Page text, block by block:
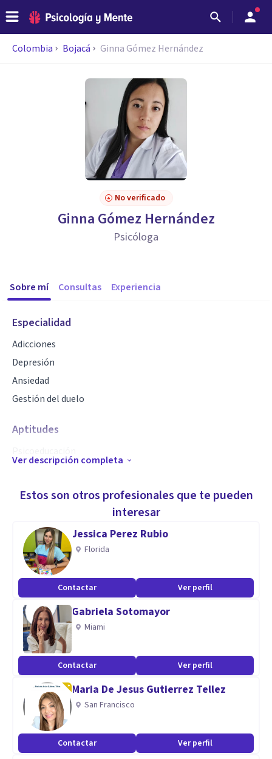
Colombia Bojacá Ginna Gómez Hernández
No verificado
Ginna Gómez Hernández
Psicóloga
Sobre mí Consultas Experiencia
Especialidad
Adicciones
Depresión
Ansiedad
Gestión del duelo
Aptitudes
Habilidades sociales
Aprendizaje continuo
Ver descripción completa
Estos son otros profesionales que te pueden
interesar
Jessica Perez Rubio
Florida
Contactar Ver perfil
Gabriela Sotomayor
Miami
Contactar Ver perfil
Maria De Jesus Gutierrez Tellez
San Francisco
Contactar Ver perfil